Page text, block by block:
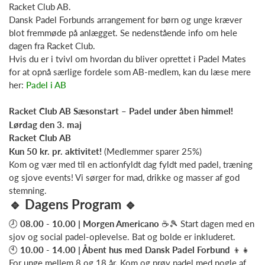
Racket Club AB.
Dansk Padel Forbunds arrangement for børn og unge kræver
blot fremmøde på anlægget. Se nedenstående info om hele
dagen fra Racket Club.
Hvis du er i tvivl om hvordan du bliver oprettet i Padel Mates
for at opnå særlige fordele som AB-medlem, kan du læse mere
her: Padel i AB
Racket Club AB Sæsonstart – Padel under åben himmel!
Lørdag den 3. maj
Racket Club AB
Kun 50 kr. pr. aktivitet! (Medlemmer sparer 25%)
Kom og vær med til en actionfyldt dag fyldt med padel, træning
og sjove events! Vi sørger for mad, drikke og masser af god
stemning.
🔹 Dagens Program 🔹
🕗 08.00 - 10.00 | Morgen Americano ☕🎾 Start dagen med en
sjov og social padel-oplevelse. Bat og bolde er inkluderet.
🕙 10.00 - 14.00 | Åbent hus med Dansk Padel Forbund 👦👧
For unge mellem 8 og 18 år. Kom og prøv padel med nogle af